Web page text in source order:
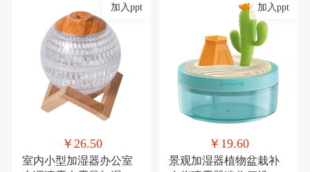
加入ppt
￥26.50
室内小型加湿器办公室
加入ppt
￥19.60
景观加湿器植物盆栽补